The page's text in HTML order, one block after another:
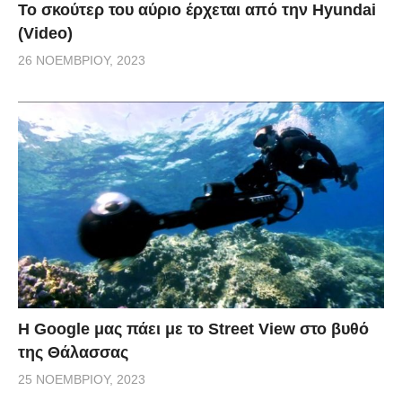
Το σκούτερ του αύριο έρχεται από την Hyundai
(Video)
26 ΝΟΕΜΒΡΊΟΥ, 2023
H Google μας πάει με το Street View στο βυθό
της Θάλασσας
25 ΝΟΕΜΒΡΊΟΥ, 2023